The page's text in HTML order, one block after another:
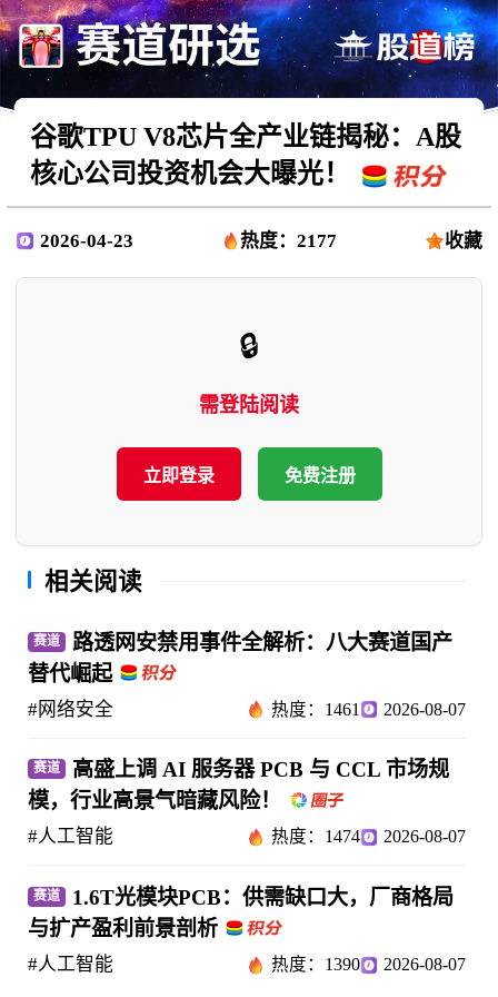
谷歌TPU V8芯片全产业链揭秘：A股
核心公司投资机会大曝光！
2026-04-23 热度：2177 收藏
🔒
需登陆阅读
立即登录 免费注册
相关阅读
赛道
路透网安禁用事件全解析：八大赛道国产
替代崛起
#网络安全 热度：1461 2026-08-07
赛道
高盛上调 AI 服务器 PCB 与 CCL 市场规
模，行业高景气暗藏风险！
#人工智能 热度：1474 2026-08-07
赛道
1.6T光模块PCB：供需缺口大，厂商格局
与扩产盈利前景剖析
#人工智能 热度：1390 2026-08-07